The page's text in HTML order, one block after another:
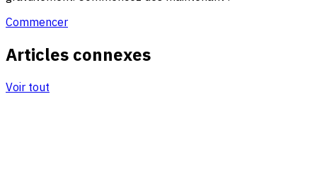
Commencer
Articles connexes
Voir tout